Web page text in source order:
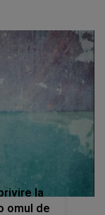
la
omul de